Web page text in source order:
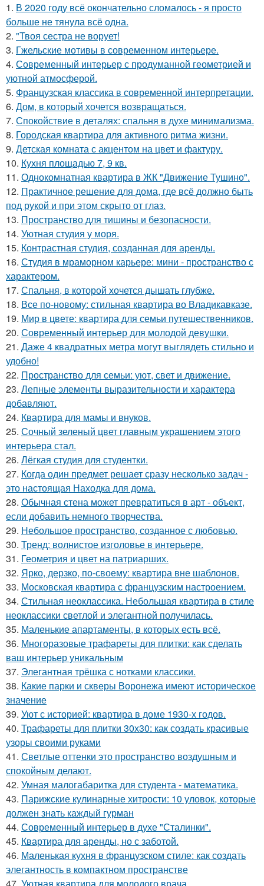
1. В 2020 году всё окончательно сломалось - я просто
больше не тянула всё одна.
2. "Твоя сестра не ворует!
3. Гжельские мотивы в современном интерьере.
4. Современный интерьер с продуманной геометрией и
уютной атмосферой.
5. Французская классика в современной интерпретации.
6. Дом, в который хочется возвращаться.
7. Спокойствие в деталях: спальня в духе минимализма.
8. Городская квартира для активного ритма жизни.
9. Детская комната с акцентом на цвет и фактуру.
10. Кухня площадью 7, 9 кв.
11. Однокомнатная квартира в ЖК "Движение Тушино".
12. Практичное решение для дома, где всё должно быть
под рукой и при этом скрыто от глаз.
13. Пространство для тишины и безопасности.
14. Уютная студия у моря.
15. Контрастная студия, созданная для аренды.
16. Студия в мраморном карьере: мини - пространство с
характером.
17. Спальня, в которой хочется дышать глубже.
18. Все по-новому: стильная квартира во Владикавказе.
19. Мир в цвете: квартира для семьи путешественников.
20. Современный интерьер для молодой девушки.
21. Даже 4 квадратных метра могут выглядеть стильно и
удобно!
22. Пространство для семьи: уют, свет и движение.
23. Лепные элементы выразительности и характера
добавляют.
24. Квартира для мамы и внуков.
25. Сочный зеленый цвет главным украшением этого
интерьера стал.
26. Лёгкая студия для студентки.
27. Когда один предмет решает сразу несколько задач -
это настоящая Находка для дома.
28. Обычная стена может превратиться в арт - объект,
если добавить немного творчества.
29. Небольшое пространство, созданное с любовью.
30. Тренд: волнистое изголовье в интерьере.
31. Геометрия и цвет на патриарших.
32. Ярко, дерзко, по-своему: квартира вне шаблонов.
33. Московская квартира с французским настроением.
34. Стильная неоклассика. Небольшая квартира в стиле
неоклассики светлой и элегантной получилась.
35. Маленькие апартаменты, в которых есть всё.
36. Многоразовые трафареты для плитки: как сделать
ваш интерьер уникальным
37. Элегантная трёшка с нотками классики.
38. Какие парки и скверы Воронежа имеют историческое
значение
39. Уют с историей: квартира в доме 1930-х годов.
40. Трафареты для плитки 30х30: как создать красивые
узоры своими руками
41. Светлые оттенки это пространство воздушным и
спокойным делают.
42. Умная малогабаритка для студента - математика.
43. Парижские кулинарные хитрости: 10 уловок, которые
должен знать каждый гурман
44. Современный интерьер в духе "Сталинки".
45. Квартира для аренды, но с заботой.
46. Маленькая кухня в французском стиле: как создать
элегантность в компактном пространстве